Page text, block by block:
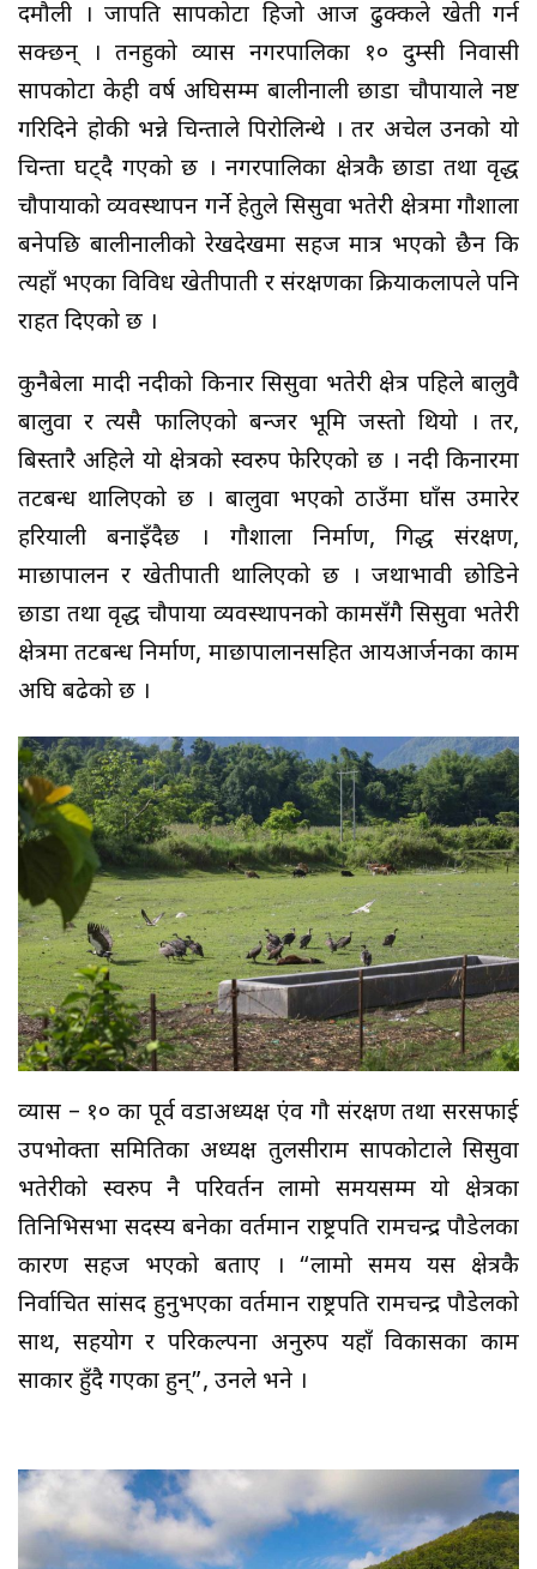
दमौली । प्रजापति सापकोटा हिजो आज ढुक्कले खेती गर्न
सक्छन् । तनहुको व्यास नगरपालिका १० दुम्सी निवासी
सापकोटा केही वर्ष अघिसम्म बालीनाली छाडा चौपायाले नष्ट
गरिदिने होकी भन्ने चिन्ताले पिरोलिन्थे । तर अचेल उनको यो
चिन्ता घट्दै गएको छ । नगरपालिका क्षेत्रकै छाडा तथा वृद्ध
चौपायाको व्यवस्थापन गर्ने हेतुले सिसुवा भतेरी क्षेत्रमा गौशाला
बनेपछि बालीनालीको रेखदेखमा सहज मात्र भएको छैन कि
त्यहाँ भएका विविध खेतीपाती र संरक्षणका क्रियाकलापले पनि
राहत दिएको छ ।
कुनैबेला मादी नदीको किनार सिसुवा भतेरी क्षेत्र पहिले बालुवै
बालुवा र त्यसै फालिएको बन्जर भूमि जस्तो थियो । तर,
बिस्तारै अहिले यो क्षेत्रको स्वरुप फेरिएको छ । नदी किनारमा
तटबन्ध थालिएको छ । बालुवा भएको ठाउँमा घाँस उमारेर
हरियाली बनाइँदैछ । गौशाला निर्माण, गिद्ध संरक्षण,
माछापालन र खेतीपाती थालिएको छ । जथाभावी छोडिने
छाडा तथा वृद्ध चौपाया व्यवस्थापनको कामसँगै सिसुवा भतेरी
क्षेत्रमा तटबन्ध निर्माण, माछापालानसहित आयआर्जनका काम
अघि बढेको छ ।
व्यास – १० का पूर्व वडाअध्यक्ष एंव गौ संरक्षण तथा सरसफाई
उपभोक्ता समितिका अध्यक्ष तुलसीराम सापकोटाले सिसुवा
भतेरीको स्वरुप नै परिवर्तन लामो समयसम्म यो क्षेत्रका
प्रतिनिभिसभा सदस्य बनेका वर्तमान राष्ट्रपति रामचन्द्र पौडेलका
कारण सहज भएको बताए । “लामो समय यस क्षेत्रकै
निर्वाचित सांसद हुनुभएका वर्तमान राष्ट्रपति रामचन्द्र पौडेलको
साथ, सहयोग र परिकल्पना अनुरुप यहाँ विकासका काम
साकार हुँदै गएका हुन्”, उनले भने ।